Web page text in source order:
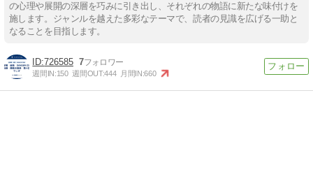
の心理や展開の深層を巧みに引き出し、それぞれの物語に新たな味付けを
施します。ジャンルを越えた多彩なテーマで、読者の見識を広げる一助と
なることを目指します。
726585 7
週間IN:150 週間OUT:444 月間IN:660